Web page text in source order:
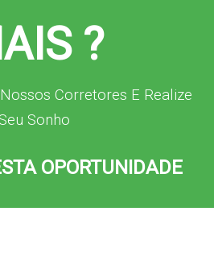
?
Corretores E Realize
Seu Sonho
OPORTUNIDADE